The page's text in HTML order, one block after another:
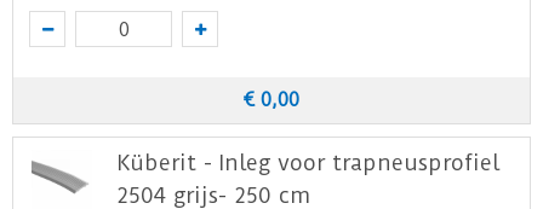
€ 0,00
Küberit - Inleg voor trapneusprofiel
2504 grijs- 250 cm